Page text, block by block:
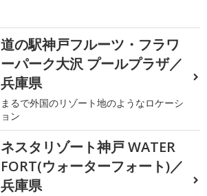
道の駅神戸フルーツ・フラワ
ーパーク大沢 プールプラザ／
兵庫県
まるで外国のリゾート地のようなロケーシ
ョン
ネスタリゾート神戸 WATER
FORT(ウォーターフォート)／
兵庫県